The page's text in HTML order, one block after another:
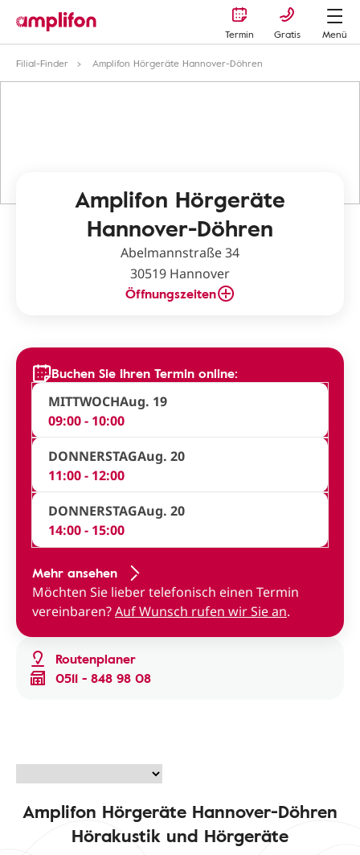
Termin Gratis
Menü
Filial-Finder
Amplifon Hörgeräte Hannover-Döhren
Amplifon Hörgeräte
Hannover-Döhren
Abelmannstraße 34
30519 Hannover
Öffnungszeiten
Routenplaner
0511 - 848 98 08
Buchen Sie Ihren Termin online:
MITTWOCHAug. 19
09:00 - 10:00
DONNERSTAGAug. 20
11:00 - 12:00
DONNERSTAGAug. 20
14:00 - 15:00
Mehr ansehen
Möchten Sie lieber telefonisch einen Termin
vereinbaren?Auf Wunsch rufen wir Sie an.
Amplifon Hörgeräte Hannover-Döhren
Hörakustik und Hörgeräte